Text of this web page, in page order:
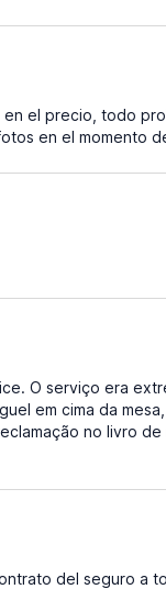
el precio, todo
en el momento
O serviço era
em cima da
no livro
del seguro a